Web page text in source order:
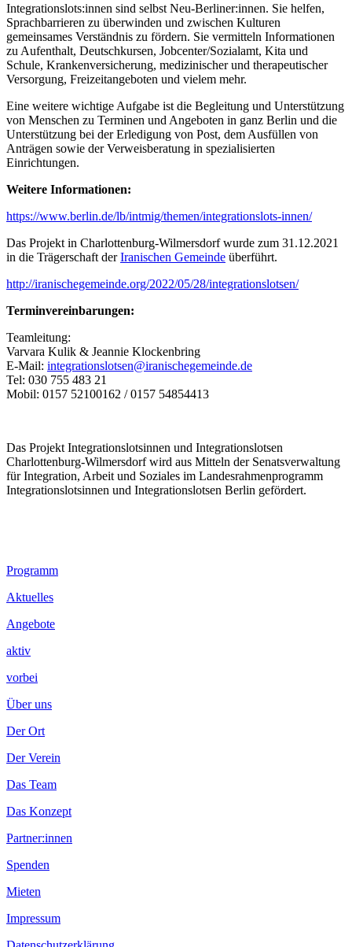
Integrationslots:innen sind selbst Neu-Berliner:innen. Sie helfen,
Sprachbarrieren zu überwinden und zwischen Kulturen
gemeinsames Verständnis zu fördern. Sie vermitteln Informationen
zu Aufenthalt, Deutschkursen, Jobcenter/Sozialamt, Kita und
Schule, Krankenversicherung, medizinischer und therapeutischer
Versorgung, Freizeitangeboten und vielem mehr.
Eine weitere wichtige Aufgabe ist die Begleitung und Unterstützung
von Menschen zu Terminen und Angeboten in ganz Berlin und die
Unterstützung bei der Erledigung von Post, dem Ausfüllen von
Anträgen sowie der Verweisberatung in spezialisierten
Einrichtungen.
Weitere Informationen:
https://www.berlin.de/lb/intmig/themen/integrationslots-innen/
Das Projekt in Charlottenburg-Wilmersdorf wurde zum 31.12.2021
in die Trägerschaft derIranischen Gemeinde überführt.
http://iranischegemeinde.org/2022/05/28/integrationslotsen/
Terminvereinbarungen:
Teamleitung:
Varvara Kulik & Jeannie Klockenbring
E-Mail: integrationslotsen@iranischegemeinde.de
Tel: 030 755 483 21
Mobil: 0157 52100162 / 0157 54854413
Das Projekt Integrationslotsinnen und Integrationslotsen
Charlottenburg-Wilmersdorf wird aus Mitteln der Senatsverwaltung
für Integration, Arbeit und Soziales im Landesrahmenprogramm
Integrationslotsinnen und Integrationslotsen Berlin gefördert.
Footer
Inhalt
Programm
Aktuelles
Angebote
aktiv
vorbei
Über uns
Der Ort
Der Verein
Das Team
Das Konzept
Partner:innen
Spenden
Mieten
Impressum